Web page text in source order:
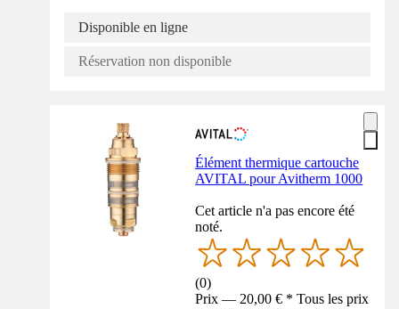
Disponible en ligne
Réservation non disponible
Élément thermique cartouche
AVITAL pour Avitherm 1000
Cet article n'a pas encore été
noté.
(0)
Prix — 20,00 € * Tous les prix